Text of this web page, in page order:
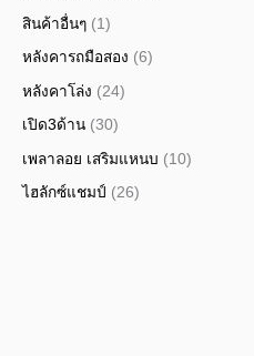
สินค้าอื่นๆ (1)
หลังคารถมือสอง (6)
หลังคาโล่ง (24)
เปิด3ด้าน (30)
เพลาลอย เสริมแหนบ (10)
ไฮลักซ์แชมป์ (26)